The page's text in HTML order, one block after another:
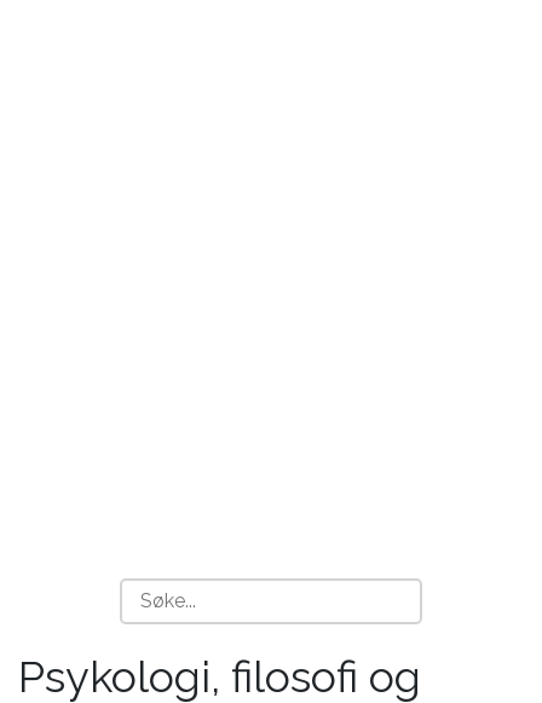
Psykologi, filosofi og